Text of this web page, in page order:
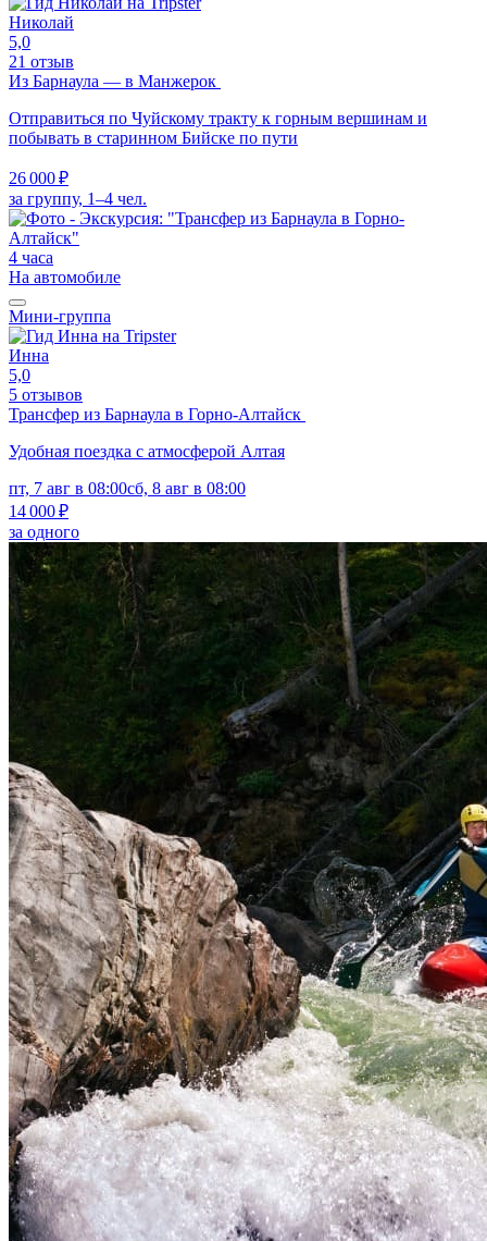
Николай
5,0
21 отзыв
Из Барнаула — в Манжерок
Отправиться по Чуйскому тракту к горным вершинам и
побывать в старинном Бийске по пути
26 000 ₽
за группу, 1–4 чел.
4 часа
На автомобиле
Мини-группа
Инна
5,0
5 отзывов
Трансфер из Барнаула в Горно-Алтайск
Удобная поездка с атмосферой Алтая
пт, 7 авг в 08:00сб, 8 авг в 08:00
14 000 ₽
за одного